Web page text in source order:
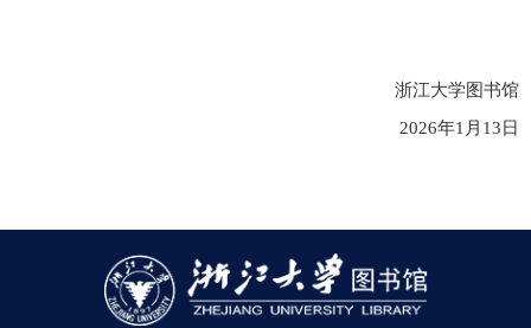
浙江大学图书馆
2026年1 月 13 日